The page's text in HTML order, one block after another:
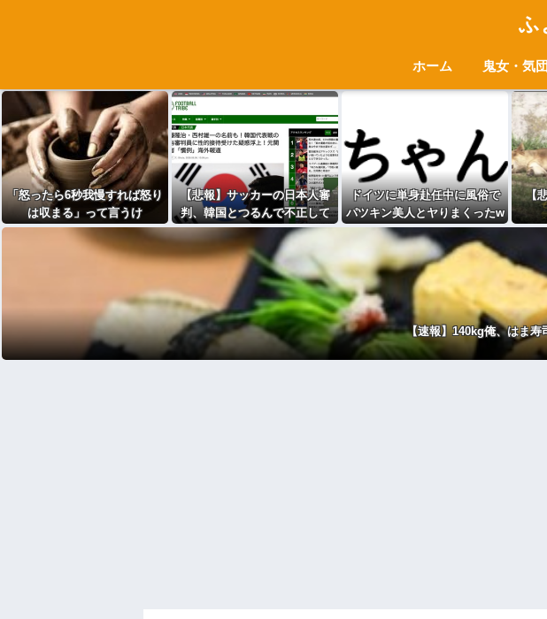
ふ
ホーム 鬼女・気
「怒ったら6秒我慢すれば怒り
は収まる」って言うけ
ど・・・
【悲報】サッカーの日本人審
判、韓国とつるんで不正して
た疑惑が浮上
ドイツに単身赴任中に風俗で
パツキン美人とヤりまくったw
www
【
【速報】140kg俺、はま寿